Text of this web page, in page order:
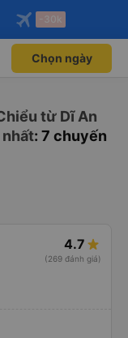
Mở app
qua
Mở app
-30k
Chọn ngày
từ Dĩ An
: 7 chuyến
4.7
(269 đánh giá)